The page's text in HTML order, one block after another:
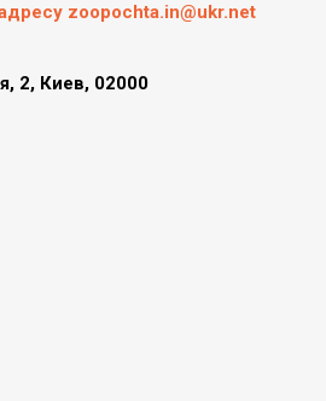
zoopochta.in@ukr.net
2, Киев, 02000